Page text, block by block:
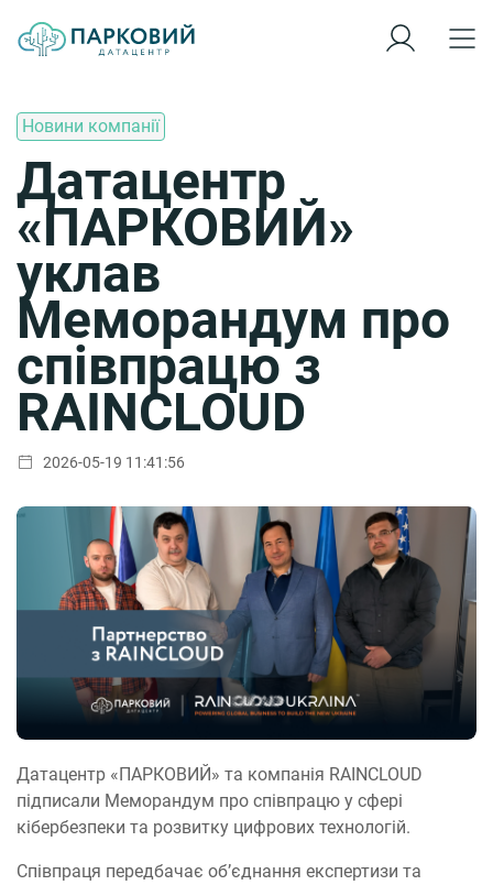
Новини компанії
Датацентр
«ПАРКОВИЙ»
уклав
Меморандум про
співпрацю з
RAINCLOUD
2026-05-19 11:41:56
Датацентр «ПАРКОВИЙ» та компанія RAINCLOUD
підписали Меморандум про співпрацю у сфері
кібербезпеки та розвитку цифрових технологій.
Співпраця передбачає об’єднання експертизи та